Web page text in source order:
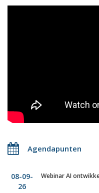
Agendapunten
08-09-
26
Webinar AI